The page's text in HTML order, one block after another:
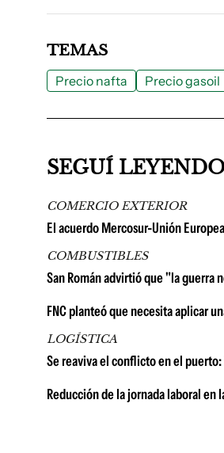
TEMAS
Precio nafta Precio gasoil
SEGUÍ
COMERCIO EXTERIOR
El acuerdo Mercosur-Unión
COMBUSTIBLES
San Román advirtió que "la guerra
FNC planteó que necesita aplicar
LOGÍSTICA
Se reaviva el conflicto en el
Reducción de la jornada laboral